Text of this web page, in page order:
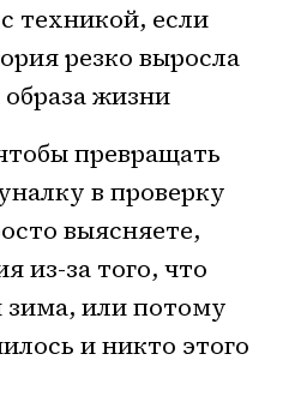
техникой, если
резко выросла
жизни
превращать
в проверку
выясняете,
из-за того, что
или потому
и никто этого